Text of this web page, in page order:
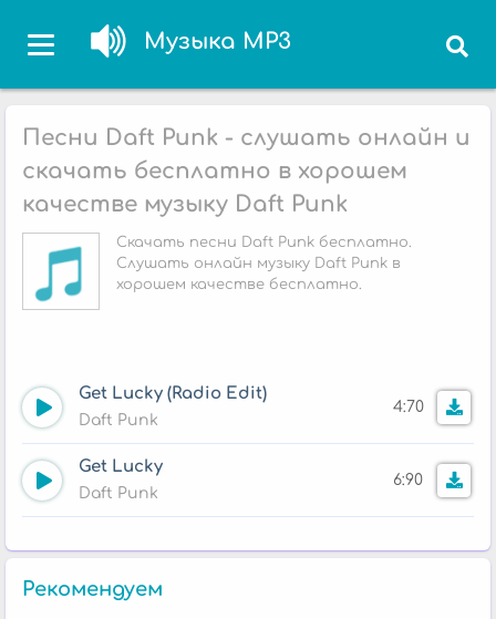
Музыка MP3
Песни Daft Punk - слушать онлайн и
скачать бесплатно в хорошем
качестве музыку Daft Punk
Скачать песни Daft Punk бесплатно.
Слушать онлайн музыку Daft Punk в
хорошем качестве бесплатно.
Get Lucky (Radio Edit)
Daft Punk
4:70
Get Lucky
Daft Punk
6:90
Рекомендуем